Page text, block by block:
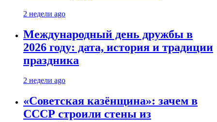
2 недели ago
Международный день дружбы в
2026 году: дата, история и традиции
праздника
2 недели ago
«Советская казёнщина»: зачем в
СССР строили стены из